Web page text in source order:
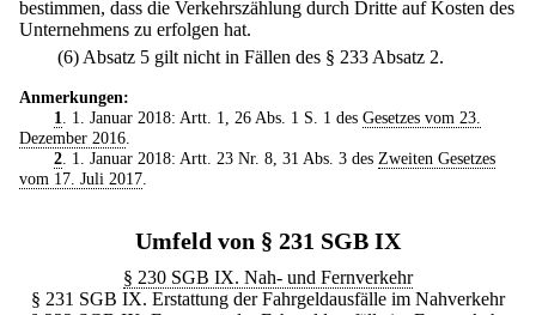
bestimmen, dass die Verkehrszählung durch Dritte auf Kosten des
Unternehmens zu erfolgen hat.
(6) Absatz 5 gilt nicht in Fällen des § 233 Absatz 2.
Anmerkungen:
1
. 1. Januar 2018: Artt. 1, 26 Abs. 1 S. 1 des Gesetzes vom 23.
Dezember 2016
2. 1. Januar 2018: Artt. 23 Nr. 8, 31 Abs. 3 des Zweiten Gesetzes
vom 17. Juli 2017
Umfeld von § 231 SGB IX
§ 230 SGB IX. Nah- und Fernverkehr
§ 231 SGB IX. Erstattung der Fahrgeldausfälle im Nahverkehr